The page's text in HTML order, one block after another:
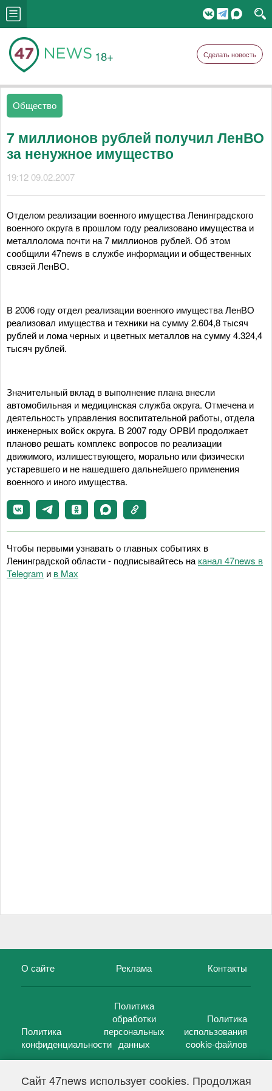
Сайт 47news использует cookies. Продолжая
18+ Сделать новость
Общество
7 миллионов рублей получил ЛенВО
за ненужное имущество
19:12 09.02.2007
Отделом реализации военного имущества Ленинградского
военного округа в прошлом году реализовано имущества и
металлолома почти на 7 миллионов рублей. Об этом
сообщили 47news в службе информации и общественных
связей ЛенВО.
В 2006 году отдел реализации военного имущества ЛенВО
реализовал имущества и техники на сумму 2.604,8 тысяч
рублей и лома черных и цветных металлов на сумму 4.324,4
тысяч рублей.
Значительный вклад в выполнение плана внесли
автомобильная и медицинская служба округа. Отмечена и
деятельность управления воспитательной работы, отдела
инженерных войск округа. В 2007 году ОРВИ продолжает
планово решать комплекс вопросов по реализации
движимого, излишествующего, морально или физически
устаревшего и не нашедшего дальнейшего применения
военного и иного имущества.
Чтобы первыми узнавать о главных событиях в
Ленинградской области - подписывайтесь на канал 47news в
Telegram и в Maх
О сайте Реклама Контакты
Политика
конфиденциальности
Политика
обработки
персональных
данных
Политика
использования
cookie-файлов